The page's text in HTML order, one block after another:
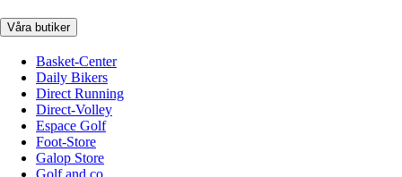
Våra butiker
Basket-Center
Daily Bikers
Direct Running
Direct-Volley
Espace Golf
Foot-Store
Galop Store
Golf and co